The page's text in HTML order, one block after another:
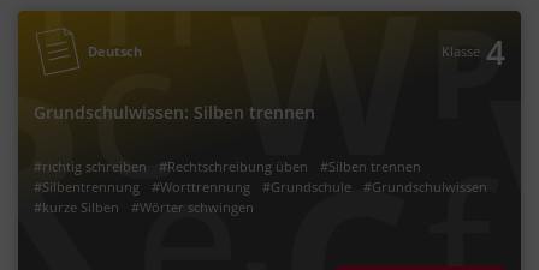
Deutsch Klasse 4
Grundschulwissen: Silben trennen
#richtig schreiben #Rechtschreibung üben
#Silben trennen
#Silbentrennung
#Worttrennung #Grundschule
#Grundschulwissen
#kurze Silben
#Wörter schwingen